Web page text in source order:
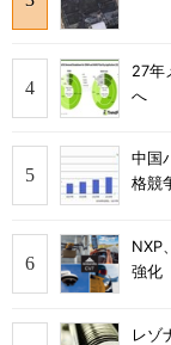
27年
へ
中国
格競
NXP
強化
レゾ